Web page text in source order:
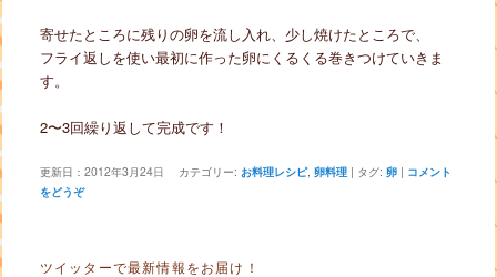
寄せたところに残りの卵を流し入れ、少し焼けたところで、
フライ返しを使い最初に作った卵にくるくる巻きつけていきま
す。
2〜3回繰り返して完成です！
更新日： 2012年3月24日 カテゴリー: お料理レシピ,卵料理 | タグ: 卵 | コメント
をどうぞ
ツイッターで最新情報をお届け！